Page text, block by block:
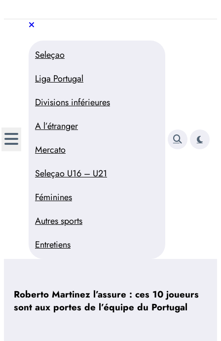
au
Trivela
L'actualité du football portugais
Seleçao
Liga Portugal
Divisions inférieures
A l’étranger
Mercato
Seleçao U16 – U21
Féminines
Autres sports
Entretiens
Roberto Martinez l’assure : ces 10 joueurs
sont aux portes de l’équipe du Portugal